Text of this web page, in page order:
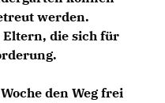
werden.
die sich für
den Weg frei